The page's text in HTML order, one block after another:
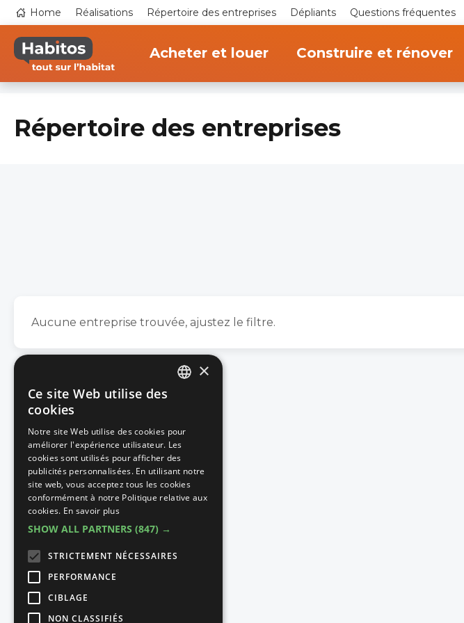
contenu
principal
Top
navigation
Home Réalisations Répertoire des entreprises Dépliants Questions fréquentes
Acheter et louer Construire et rénover
Répertoire des entreprises
Aucune entreprise trouvée, ajustez le filtre.
×
Ce site Web utilise des
cookies
Notre site Web utilise des cookies pour
améliorer l'expérience utilisateur. Les
cookies sont utilisés pour afficher des
publicités personnalisées. En utilisant notre
site web, vous acceptez tous les cookies
conformément à notre Politique relative aux
cookies. En savoir plus
SHOW ALL PARTNERS (847) →
STRICTEMENT NÉCESSAIRES
PERFORMANCE
CIBLAGE
NON CLASSIFIÉS